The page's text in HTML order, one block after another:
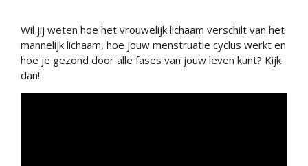
Wil jij weten hoe het vrouwelijk lichaam verschilt van het
mannelijk lichaam, hoe jouw menstruatie cyclus werkt en
hoe je gezond door alle fases van jouw leven kunt? Kijk
dan!